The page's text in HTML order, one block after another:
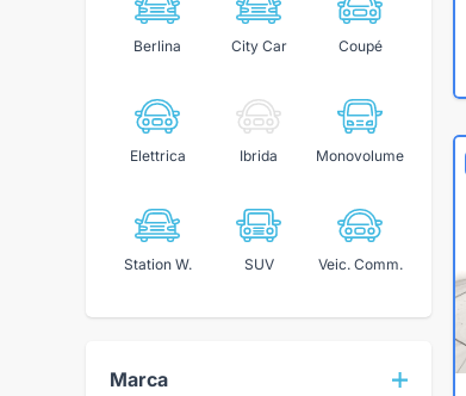
Berlina City Car Coupé
Elettrica Ibrida Monovolume
Station W. SUV Veic. Comm.
Marca